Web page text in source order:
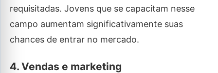
requisitadas. Jovens que se capacitam nesse
campo aumentam significativamente suas
chances de entrar no mercado.
4. Vendas e marketing